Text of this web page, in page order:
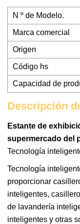
N º de Modelo.
Marca comercial
Origen
Código hs
Capacidad de
Descripción
Estante de
supermercado del
Tecnología
Tecnología
proporcionar
inteligentes,
de lavandería
inteligentes y otras